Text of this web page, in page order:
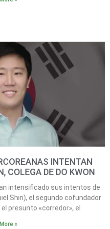
INTENTAN
COLEGA DE DO KWON
intensificado sus intentos de
Shin), el segundo cofundador
presunto «corredor», el
»